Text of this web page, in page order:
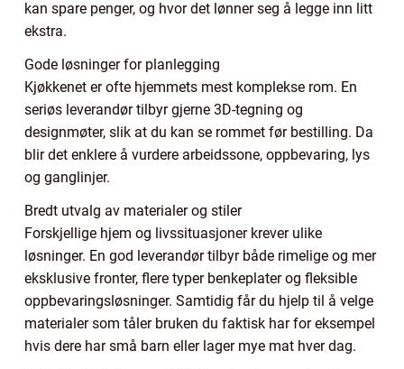
kan spare penger, og hvor det lønner seg å legge inn litt
ekstra.
Gode løsninger for planlegging
Kjøkkenet er ofte hjemmets mest komplekse rom. En
seriøs leverandør tilbyr gjerne 3D-tegning og
designmøter, slik at du kan se rommet før bestilling. Da
blir det enklere å vurdere arbeidssone, oppbevaring, lys
og ganglinjer.
Bredt utvalg av materialer og stiler
Forskjellige hjem og livssituasjoner krever ulike
løsninger. En god leverandør tilbyr både rimelige og mer
eksklusive fronter, flere typer benkeplater og fleksible
oppbevaringsløsninger. Samtidig får du hjelp til å velge
materialer som tåler bruken du faktisk har for eksempel
hvis dere har små barn eller lager mye mat hver dag.